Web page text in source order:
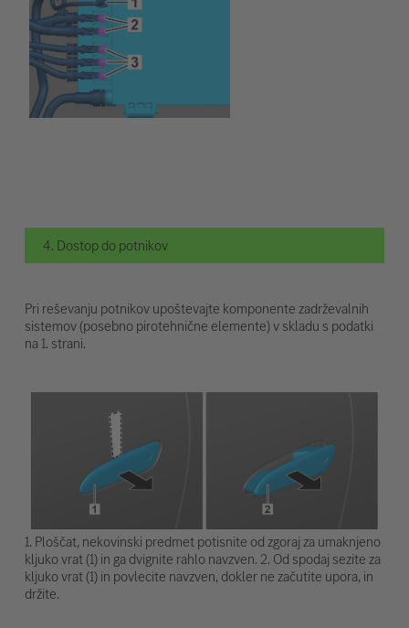
4. Dostop do potnikov
Pri reševanju potnikov upoštevajte komponente zadrževalnih
sistemov (posebno pirotehnične elemente) v skladu s podatki
na 1. strani.
1. Ploščat, nekovinski predmet potisnite od zgoraj za umaknjeno
kljuko vrat (1) in ga dvignite rahlo navzven. 2. Od spodaj sezite za
kljuko vrat (1) in povlecite navzven, dokler ne začutite upora, in
držite.